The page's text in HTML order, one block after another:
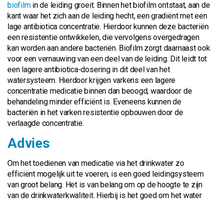
biofilmin de leiding groeit. Binnen het biofilm ontstaat, aan de
kant waar het zich aan de leiding hecht, een gradiënt met een
lage antibiotica concentratie. Hierdoor kunnen deze bacteriën
een resistentie ontwikkelen, die vervolgens overgedragen
kan worden aan andere bacteriën. Biofilm zorgt daarnaast ook
voor een vernauwing van een deel van de leiding. Dit leidt tot
een lagere antibiotica-dosering in dit deel van het
watersysteem. Hierdoor krijgen varkens een lagere
concentratie medicatie binnen dan beoogd, waardoor de
behandeling minder efficiënt is. Eveneens kunnen de
bacteriën in het varken resistentie opbouwen door de
verlaagde concentratie.
Advies
Om het toedienen van medicatie via het drinkwater zo
efficiënt mogelijk uit te voeren, is een goed leidingsysteem
van groot belang. Het is van belang om op de hoogte te zijn
van de drinkwaterkwaliteit. Hierbij is het goed om het water